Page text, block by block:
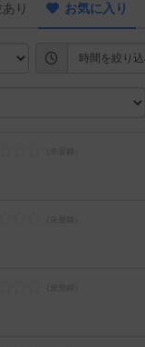
り お気に入り